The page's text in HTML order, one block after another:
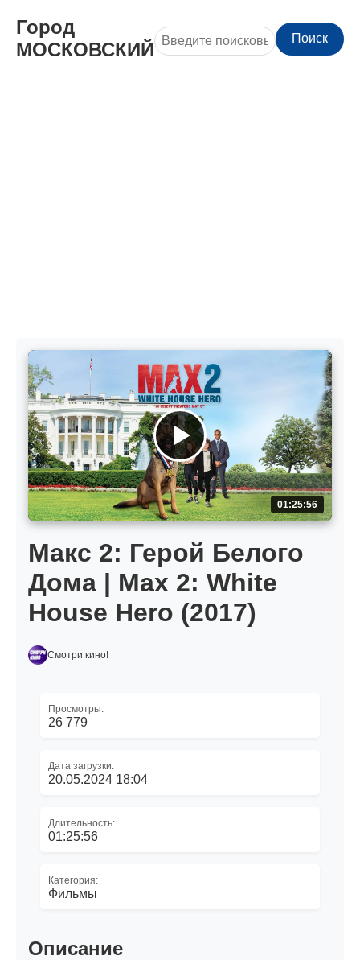
Город
МОСКОВСКИЙ
Поиск
01:25:56
Макс 2: Герой Белого
Дома | Max 2: White
House Hero (2017)
Смотри кино!
Просмотры:
26 779
Дата загрузки:
20.05.2024 18:04
Длительность:
01:25:56
Категория:
Фильмы
Описание